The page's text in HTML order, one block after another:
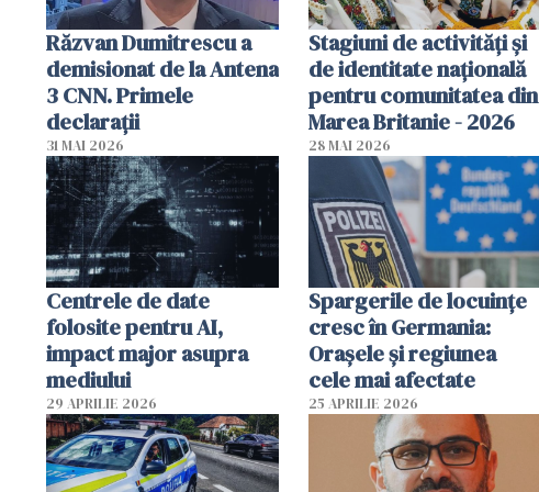
Răzvan Dumitrescu a
demisionat de la Antena
3 CNN. Primele
declarații
31 MAI 2026
Stagiuni de activități și
de identitate națională
pentru comunitatea din
Marea Britanie - 2026
28 MAI 2026
Centrele de date
folosite pentru AI,
impact major asupra
mediului
29 APRILIE 2026
Spargerile de locuințe
cresc în Germania:
Orașele și regiunea
cele mai afectate
25 APRILIE 2026